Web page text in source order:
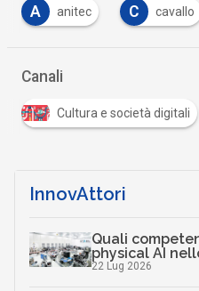
C cavallo cloud
Canali
Cultura e società digitali
InnovAttori
Quali
physical AI
22 Lug 2026